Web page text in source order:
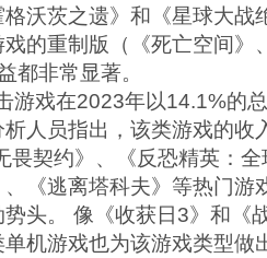
沃茨之遗》和《星球大战
的重制版（《死亡空间》
都非常显著。
游戏在2023年以14.1%的
人员指出，该类游戏的收
畏契约》、《反恐精英：
、《逃离塔科夫》等热门游
势头。 像《收获日3》和《
机游戏也为该游戏类型做